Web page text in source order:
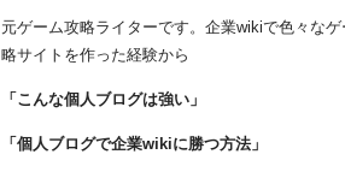
元ゲーム攻略ライターです。企業wikiで色々な
略サイトを作った経験から
「こんな個人ブログは強い」
「個人ブログで企業wikiに勝つ方法」